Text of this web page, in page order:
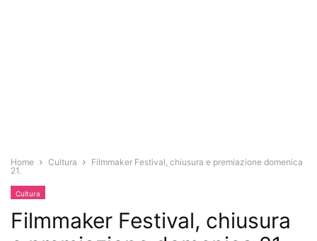
Home Cultura
Filmmaker Festival, chiusura e premiazione domenica
21.
Cultura
Filmmaker Festival, chiusura